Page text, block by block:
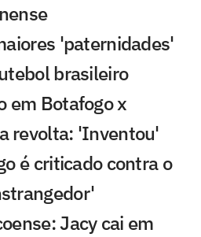
'paternidades'
brasileiro
em Botafogo x
revolta: 'Inventou'
é criticado contra o
Jacy cai em